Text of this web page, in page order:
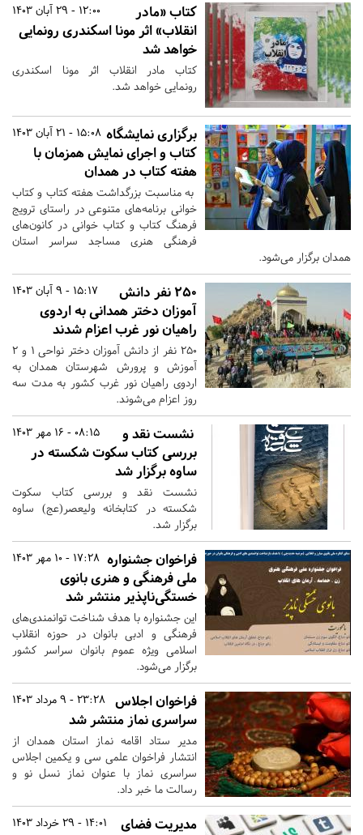
12:00 - 29 آبان 1403
کتاب «مادر
انقلاب» اثر مونا اسکندری رونمایی
خواهد شد
کتاب مادر انقلاب اثر مونا اسکندری
رونمایی خواهد شد.
15:08 - 21 آبان 1403 برگزاری نمایشگاه
کتاب و اجرای نمایش همزمان با
هفته کتاب در همدان
به مناسبت بزرگداشت هفته کتاب و کتاب
خوانی برنامه‌های متنوعی در راستای ترویج
فرهنگ کتاب و کتاب خوانی در کانون‌های
فرهنگی هنری مساجد سراسر استان
همدان برگزار می‌شود.
15:17 - 9 آبان 1403
۲۵۰ نفر دانش
آموزان دختر همدانی به اردوی
راهیان نور غرب اعزام شدند
۲۵۰ نفر از دانش آموزان دختر نواحی ۱ و ۲
آموزش و پرورش شهرستان همدان به
اردوی راهیان نور غرب کشور به مدت سه
روز اعزام می‌شوند.
08:15 - 16 مهر 1403
نشست نقد و
بررسی کتاب سکوت شکسته در
ساوه برگزار شد
نشست نقد و بررسی کتاب سکوت
شکسته در کتابخانه ولیعصر(عج) ساوه
برگزار شد.
17:28 - 10 مهر 1403 فراخوان جشنواره
ملی فرهنگی و هنری بانوی
خستگی‌ناپذیر منتشر شد
این جشنواره با هدف شناخت توانمندی‌های
فرهنگی و ادبی بانوان در حوزه انقلاب
اسلامی ویژه عموم بانوان سراسر کشور
برگزار می‌شود.
23:28 - 9 مرداد 1403
فراخوان اجلاس
سراسری نماز منتشر شد
مدیر ستاد اقامه نماز استان همدان از
انتشار فراخوان علمی سی و یکمین اجلاس
سراسری نماز با عنوان نماز نسل نو و
رسالت ما خبر داد.
14:01 - 29 خرداد 1403
مدیریت فضای